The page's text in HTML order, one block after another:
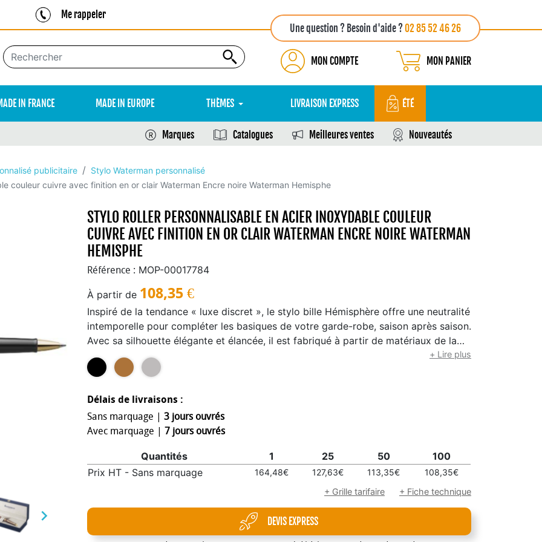
Me rappeler
Une question ? Besoin d'aide ?02 85 52 46 26
MON COMPTE MON PANIER
IN FRANCE MADE IN EUROPE THÈMES LIVRAISON EXPRESS ÉTÉ
Marques Catalogues Meilleures ventes Nouveautés
publicitaire
Stylo Waterman personnalisé
couleur cuivre avec finition en or clair Waterman Encre noire Waterman Hemisphe

STYLO ROLLER PERSONNALISABLE EN ACIER INOXYDABLE COULEUR
CUIVRE AVEC FINITION EN OR CLAIR WATERMAN ENCRE NOIRE WATERMAN
HEMISPHE
Référence : MOP-00017784
À partir de 108,35 €
Inspiré de la tendance « luxe discret », le stylo bille Hémisphère offre une neutralité
intemporelle pour compléter les basiques de votre garde-robe, saison après saison.
Avec sa silhouette élégante et élancée, il est fabriqué à partir de matériaux de la
plus haute qualité. Le corps et le capuchon présentent une luxueuse finition laquée
métallique, rehaussée d’une garniture en or clair. Un clip Waterman finement
toutes saisons. La pointe du stylo à bille, conçue par des experts et dotée d’une
encre à séchage rapide, garantit une expérience d’écriture fluide. Fabriqué en
France, ce stylo bénéficie de la garantie internationale Waterman de deux ans et
l’encre : noir.
+ Lire plus
Délais de livraisons :
Sans marquage | 3 jours ouvrés
Avec marquage | 7 jours ouvrés
Quantités 1 25 50
100
Prix HT - Sans marquage
164,48€ 127,63€ 113,35€
108,35€
+ Grille tarifaire
+ Fiche technique
DEVIS EXPRESS